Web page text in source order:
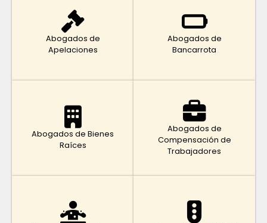
Abogados de
Apelaciones
Abogados de
Bancarrota
Abogados de Bienes
Raíces
Abogados de
Compensación de
Trabajadores